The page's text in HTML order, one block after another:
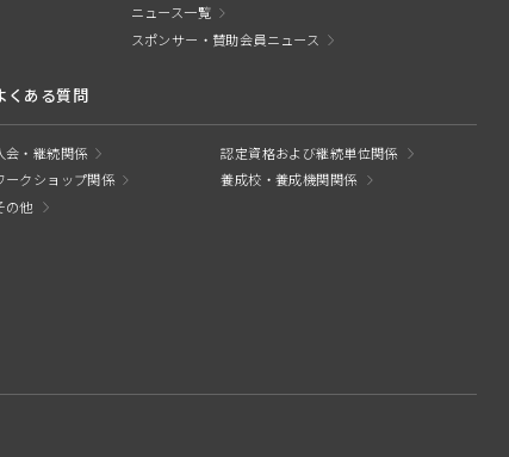
ニュース一覧
スポンサー・賛助会員ニュース
くある質問
会・継続関係
認定資格および継続単位関係
ークショップ関係
養成校・養成機関関係
の他